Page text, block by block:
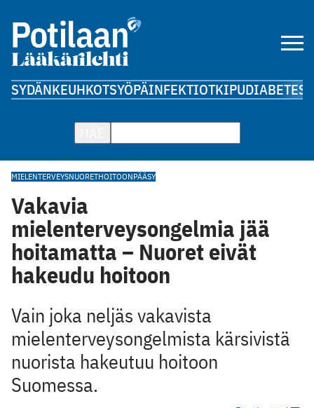
SYDÄNKEUHKOTSYÖPÄINFEKTIOTKIPUDIABETES
MIELENTERVEYSNUORETHOITOONPÄÄSY
Vakavia
mielenterveysongelmia jää
hoitamatta – Nuoret eivät
hakeudu hoitoon
Vain joka neljäs vakavista
mielenterveysongelmista kärsivistä
nuorista hakeutuu hoitoon
Suomessa.